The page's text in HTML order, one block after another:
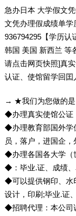
急办日本 大学假文
文凭办理假成绩单学
936794295【学历
韩国 美国 新西兰 等
请点击网页快照]真
认证、使馆留学回
→ ★我们为您做的是
◆办理真实使馆公证
◆办理教育部国外学
员，落户，进国企
◆办理各国各大学（
◆：毕业.证、成绩、
◆可以提供钢印、水
设计，印刷;毕业.证
◆招聘代理：本公司